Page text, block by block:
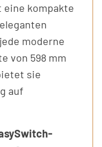
eine kompakte
moderne
von 598 mm
sie
auf